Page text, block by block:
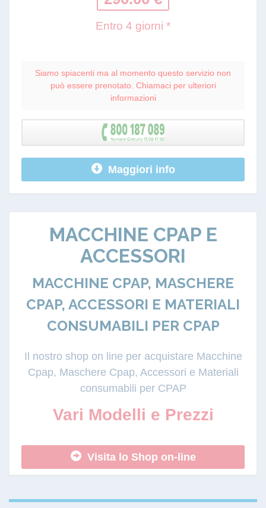
Entro 4 giorni *
Siamo spiacenti ma al momento questo servizio non
può essere prenotato. Chiamaci per ulteriori
informazioni
Maggiori info
MACCHINE CPAP E
ACCESSORI
MACCHINE CPAP, MASCHERE
CPAP, ACCESSORI E MATERIALI
CONSUMABILI PER CPAP
Il nostro shop on line per acquistare Macchine
Cpap, Maschere Cpap, Accessori e Materiali
consumabili per CPAP
Vari Modelli e Prezzi
Visita lo Shop on-line